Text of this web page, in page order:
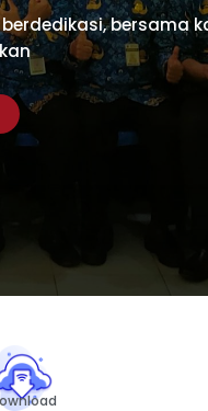
taat, disiplin,
Detil